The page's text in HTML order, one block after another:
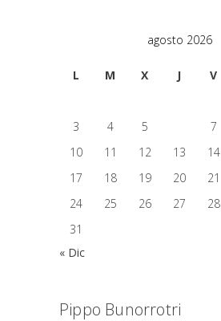
agosto 2026
L M X J V
3
4 5 7
10
11 12 13 14
17
18 19 20 21
24
25 26 27 28
31
« Dic
Pippo Bunorrotri